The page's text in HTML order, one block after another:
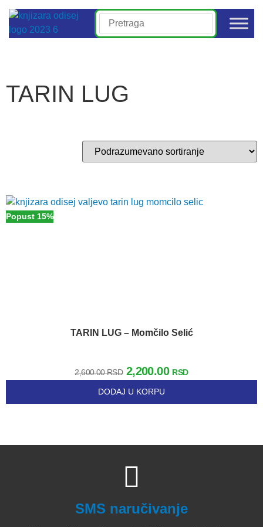
TARIN LUG
Popust 15%
TARIN LUG – Momčilo Selić
2,600.00RSD 2,200.00 RSD
DODAJ U KORPU
SMS naručivanje